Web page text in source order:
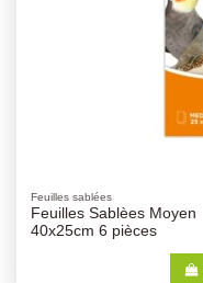
Feuilles sablées
Feuilles Sablèes Moyen
40x25cm 6 pièces